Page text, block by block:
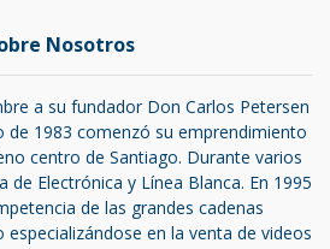
Nosotros
a su fundador Don Carlos Petersen
de 1983 comenzó su emprendimiento
centro de Santiago. Durante varios
de Electrónica y Línea Blanca. En 1995
de las grandes cadenas
en la venta de videos